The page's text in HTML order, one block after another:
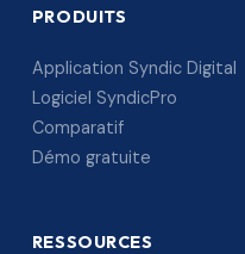
PRODUITS
Application Syndic Digital
Logiciel SyndicPro
Comparatif
Démo gratuite
RESSOURCES